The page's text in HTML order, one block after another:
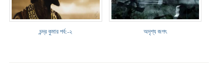
চন্দ্র কুমার পর্ব:-২ অদৃশ্য জগৎ